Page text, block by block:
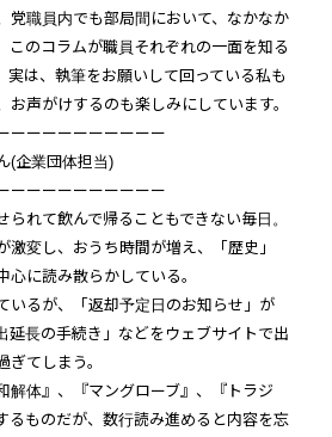
党職員内でも部局間において、なかなか
このコラムが職員それぞれの一面を知る
実は、執筆をお願いして回っている私も
お声がけするのも楽しみにしています。
ーーーーーーーーーー
(企業団体担当)
ーーーーーーーーーー
られて飲んで帰ることもできない毎日。
激変し、おうち時間が増え、「歴史」
心に読み散らかしている。
いるが、「返却予定日のお知らせ」 が
延長の手続き」 などをウェブサイトで出
てしまう。
解体』、『マングローブ』、『トラジ
るものだが、 数行読み進めると内容を忘